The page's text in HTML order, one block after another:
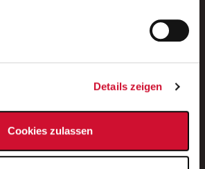
Details zeigen
Cookies zulassen
E-Mail-Adresse eintragen